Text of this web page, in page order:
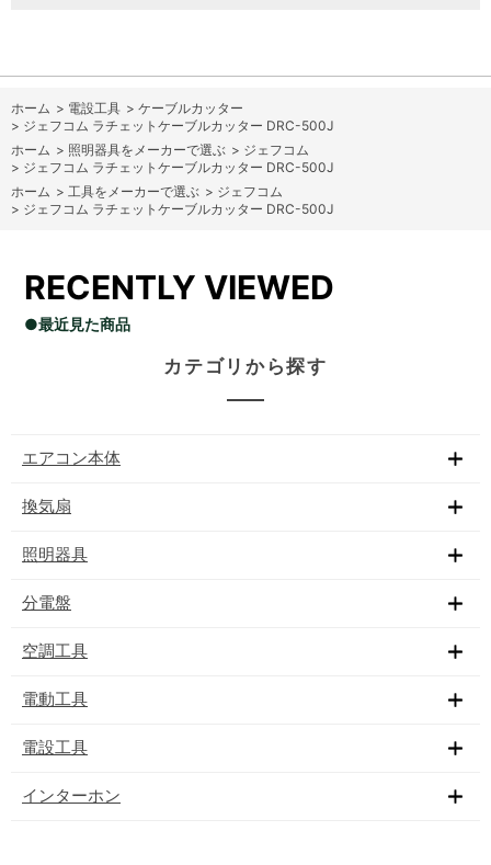
ホーム > 電設工具 > ケーブルカッター
> ジェフコム ラチェットケーブルカッター DRC-500J
ホーム > 照明器具をメーカーで選ぶ > ジェフコム
> ジェフコム ラチェットケーブルカッター DRC-500J
ホーム > 工具をメーカーで選ぶ > ジェフコム
> ジェフコム ラチェットケーブルカッター DRC-500J
RECENTLY VIEWED
●最近見た商品
カテゴリから探す
エアコン本体
換気扇
照明器具
分電盤
空調工具
電動工具
電設工具
インターホン